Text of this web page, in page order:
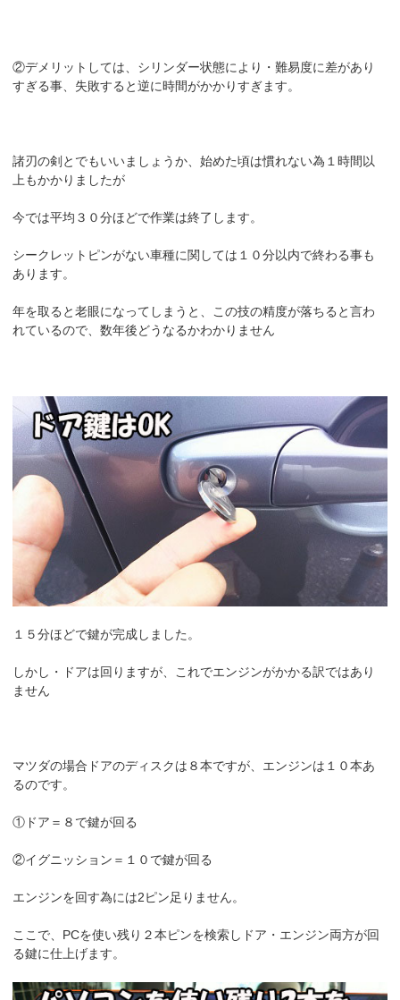
②デメリットしては、シリンダー状態により・難易度に差があり
すぎる事、失敗すると逆に時間がかかりすぎます。
諸刃の剣とでもいいましょうか、始めた頃は慣れない為１時間以
上もかかりましたが
今では平均３０分ほどで作業は終了します。
シークレットピンがない車種に関しては１０分以内で終わる事も
あります。
年を取ると老眼になってしまうと、この技の精度が落ちると言わ
れているので、数年後どうなるかわかりません
１５分ほどで鍵が完成しました。
しかし・ドアは回りますが、これでエンジンがかかる訳ではあり
ません
マツダの場合ドアのディスクは８本ですが、エンジンは１０本あ
るのです。
①ドア＝８で鍵が回る
②イグニッション＝１０で鍵が回る
エンジンを回す為には2ピン足りません。
ここで、PCを使い残り２本ピンを検索しドア・エンジン両方が回
る鍵に仕上げます。